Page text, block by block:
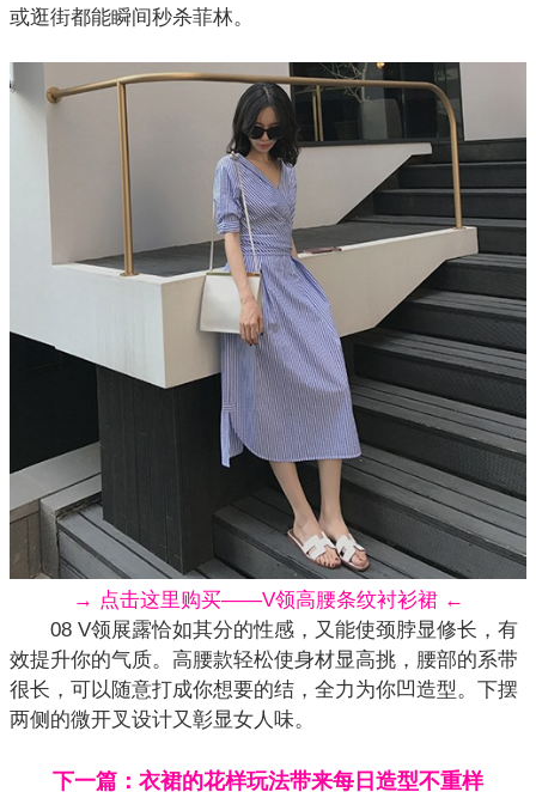
或逛街都能瞬间秒杀菲林。
→ 点击这里购买——V领高腰条纹衬衫裙 ←
08 V领展露恰如其分的性感，又能使颈脖显修长，有
效提升你的气质。高腰款轻松使身材显高挑，腰部的系带
很长，可以随意打成你想要的结，全力为你凹造型。下摆
两侧的微开叉设计又彰显女人味。
下一篇：衣裙的花样玩法带来每日造型不重样